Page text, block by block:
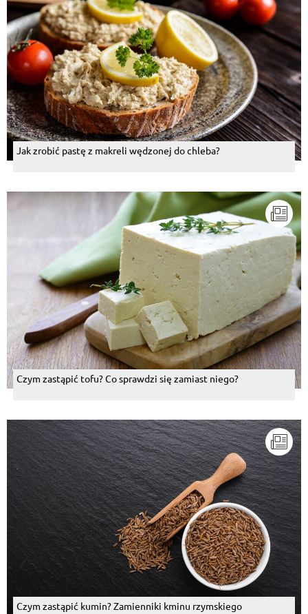
Jak zrobić pastę z makreli wędzonej do chleba?
Czym zastąpić tofu? Co sprawdzi się zamiast niego?
Czym zastąpić kumin? Zamienniki kminu rzymskiego